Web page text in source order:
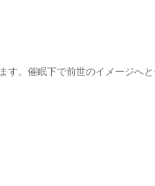
す。催眠下で前世のイメージへ